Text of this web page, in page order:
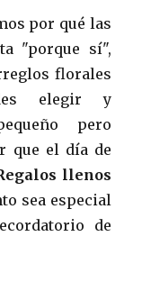
por qué las
"porque sí",
florales
elegir y
pero
que el día de
llenos
sea especial
de